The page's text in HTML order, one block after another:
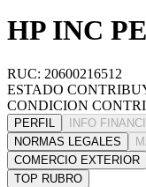
HP INC
RUC: 20600216512
ESTADO
CONDICION
PERFIL INFO
NORMAS LEGALES
COMERCIO EXTERIOR
TOP RUBRO